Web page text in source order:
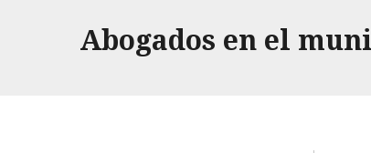
Abogados en el